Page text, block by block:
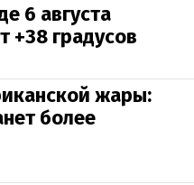
6 августа
+38 градусов
жары:
более